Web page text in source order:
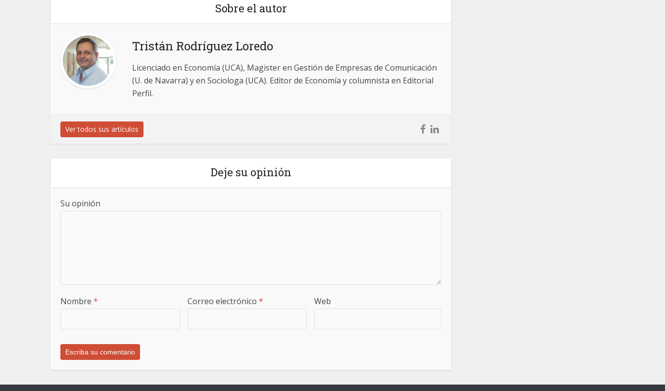
Sobre el autor
Tristán Rodríguez Loredo
Licenciado en Economía (UCA), Magister en Gestión de Empresas de Comunicación
(U. de Navarra) y en Sociologa (UCA). Editor de Economía y columnista en Editorial
Perfil.
Ver todos sus artículos
Deje su opinión
Su opinión
Nombre * Correo electrónico * Web